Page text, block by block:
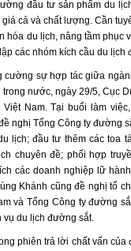
đầu tư sản phẩm du
giá cả và chất lượng. Cần
hóa du lịch, nâng tầm phục
các nhóm kích cầu du lịch
cường sự hợp tác giữa
trong nước, ngày 29/5, Cục
Nam. Tại buổi làm
nghị Tổng Công ty đường
lịch; đầu tư thêm các toa
chuyên đề; phối hợp
các doanh nghiệp lữ
Khánh cũng đề nghị tổ
và Tổng Công ty đường
vụ du lịch đường sắt.
phiên trả lời chất vấn của